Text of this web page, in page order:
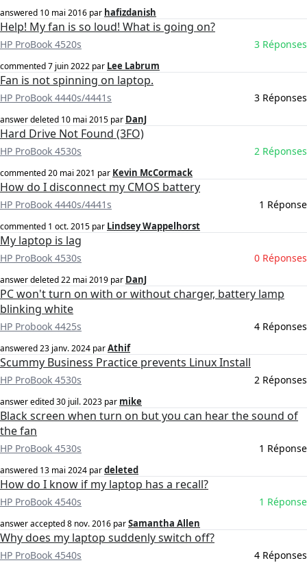
answered 10 mai 2016 par hafizdanish
Help! My fan is so loud! What is going on?
HP ProBook 4520s 3 Réponses
commented7 juin 2022 par Lee Labrum
Fan is not spinning on laptop.
HP ProBook 4440s/4441s 3 Réponses
answer deleted 10 mai 2015 par DanJ
Hard Drive Not Found (3FO)
HP ProBook 4530s 2 Réponses
commented20 mai 2021 par Kevin McCormack
How do I disconnect my CMOS battery
HP ProBook 4440s/4441s 1 Réponse
commented 1 oct. 2015 par Lindsey Wappelhorst
My laptop is lag
HP ProBook 4530s 0 Réponses
answer deleted22 mai 2019 par DanJ
PC won't turn on with or without charger, battery lamp
blinking white
HP Probook 4425s 4 Réponses
answered23 janv. 2024 parAthif
Scummy Business Practice prevents Linux Install
HP ProBook 4530s 2 Réponses
answer edited30 juil. 2023 par mike
Black screen when turn on but you can hear the sound of
the fan
HP ProBook 4530s 1 Réponse
answered 13 mai 2024 pardeleted
How do I know if my laptop has a recall?
HP ProBook 4540s 1 Réponse
answer accepted8 nov. 2016 parSamantha Allen
Why does my laptop suddenly switch off?
HP ProBook 4540s 4 Réponses